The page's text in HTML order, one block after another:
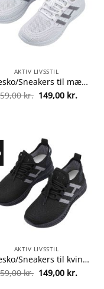
AKTIV LIVSSTIL
Løbesko/Sneakers til mænd, åndbare og stødabsorberende – hvid –
kr. Den
oprindelige
149,00 kr.Den
AKTIV LIVSSTIL
Løbesko/Sneakers til kvinder, åndbare og med optimal støddæmpning – sort –
kr. Den
oprindelige
149,00 kr.Den